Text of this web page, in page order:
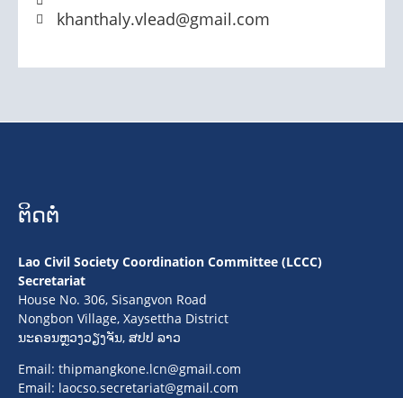
khanthaly.vlead@gmail.com
ຕິດຕໍ່
Lao Civil Society Coordination Committee (LCCC)
Secretariat
House No. 306, Sisangvon Road
Nongbon Village, Xaysettha District
ນະຄອນຫຼວງວຽງຈັນ, ສປປ ລາວ
Email: thipmangkone.lcn@gmail.com
Email: laocso.secretariat@gmail.com